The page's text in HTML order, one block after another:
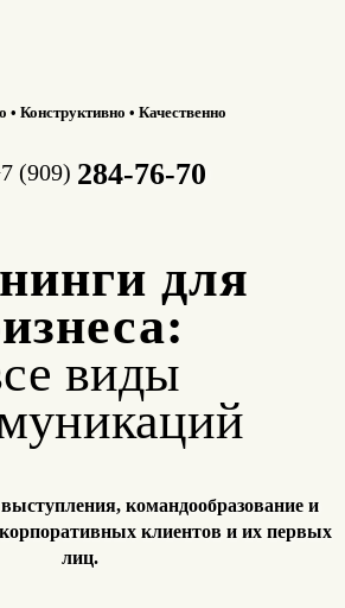
• Конструктивно • Качественно
(909) 284-76-70
для
виды
командообразование и
клиентов и их первых
лиц.